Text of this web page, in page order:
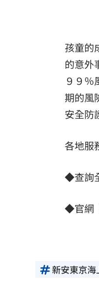
孩童的
的意外
９９％
期的風
安全防
各地服
◆查詢
◆官網
新安東京海